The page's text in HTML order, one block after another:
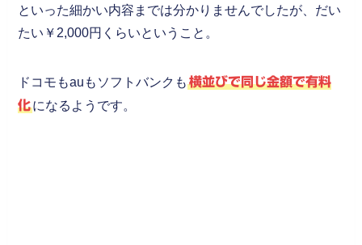
といった細かい内容までは分かりませんでしたが、だい
たい￥2,000円くらいということ。
ドコモもauもソフトバンクも横並びで同じ金額で有料
化になるようです。